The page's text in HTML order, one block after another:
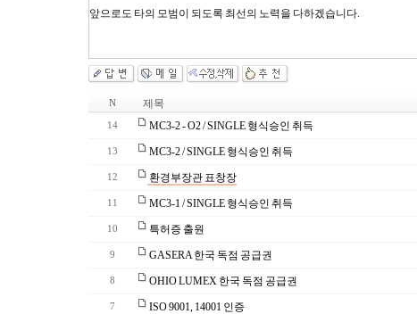
앞으로도 타의 모범이 되도록 최선의 노력을 다하겠습니다.
N 제목
14 MC3-2 - O2 / SINGLE 형식승인 취득
13 MC3-2 / SINGLE 형식승인 취득
12 환경부장관 표창장
11 MC3-1 / SINGLE 형식승인 취득
10 특허증 출원
9 GASERA 한국 독점 공급권
8 OHIO LUMEX 한국 독점 공급권
7 ISO 9001, 14001 인증